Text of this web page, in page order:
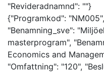
"Revideradnamnd": ""}
{"Programkod":
"Benamning_sve":
masterprogram",
Economics and
"Omfattning": "120",